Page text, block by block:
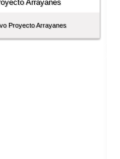
Proyecto Arrayanes